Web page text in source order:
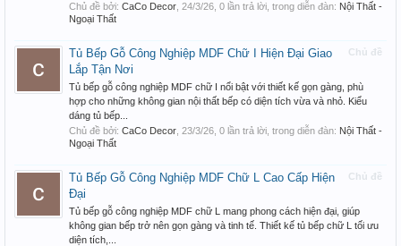
Chủ đề bởi: CaCo Decor 24/3/26 , 0 lần trả lời, trong diễn đàn: Nội Thất -
Ngoại Thất
Chủ đề
Tủ Bếp Gỗ Công Nghiệp MDF Chữ I Hiện Đại Giao
Lắp Tận Nơi
Tủ bếp gỗ công nghiệp MDF chữ I nổi bật với thiết kế gọn gàng, phù
hợp cho những không gian nội thất bếp có diện tích vừa và nhỏ. Kiểu
dáng tủ bếp...
Chủ đề bởi: CaCo Decor 23/3/26 , 0 lần trả lời, trong diễn đàn: Nội Thất -
Ngoại Thất
Chủ đề
Tủ Bếp Gỗ Công Nghiệp MDF Chữ L Cao Cấp Hiện
Đại
Tủ bếp gỗ công nghiệp MDF chữ L mang phong cách hiện đại, giúp
không gian bếp trở nên gọn gàng và tinh tế. Thiết kế tủ bếp chữ L tối ưu
diện tích,...